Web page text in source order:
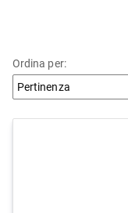
Ordina per: